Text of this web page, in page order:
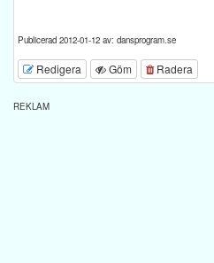
Publicerad 2012-01-12 av: dansprogram.se
Redigera Göm Radera
REKLAM